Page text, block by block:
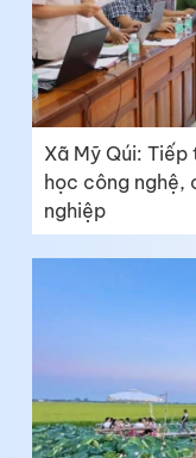
Xã Mỹ Qúi:
học công nghệ,
nghiệp